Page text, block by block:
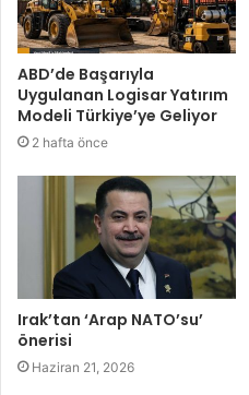
ABD’de Başarıyla
Uygulanan Logisar Yatırım
Modeli Türkiye’ye Geliyor
2 hafta önce
Irak’tan ‘Arap NATO’su’
önerisi
Haziran 21, 2026